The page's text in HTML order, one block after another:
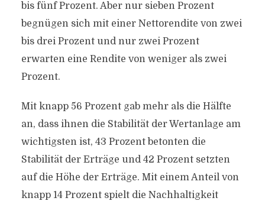
bis fünf Prozent. Aber nur sieben Prozent
begnügen sich mit einer Nettorendite von zwei
bis drei Prozent und nur zwei Prozent
erwarten eine Rendite von weniger als zwei
Prozent.
Mit knapp 56 Prozent gab mehr als die Hälfte
an, dass ihnen die Stabilität der Wertanlage am
wichtigsten ist, 43 Prozent betonten die
Stabilität der Erträge und 42 Prozent setzten
auf die Höhe der Erträge. Mit einem Anteil von
knapp 14 Prozent spielt die Nachhaltigkeit